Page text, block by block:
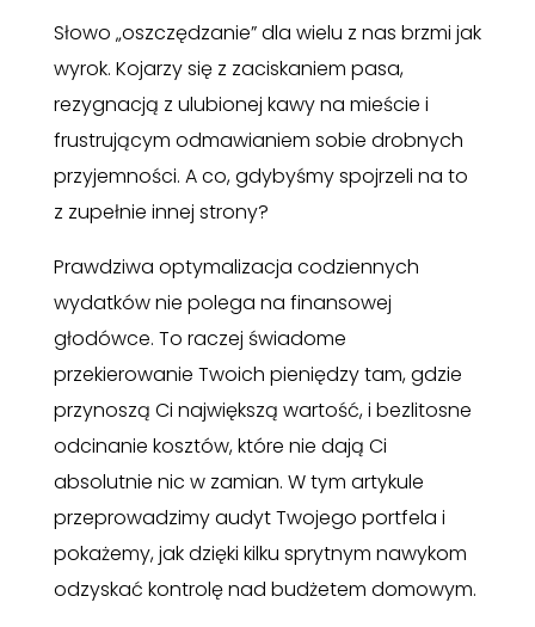
Słowo „oszczędzanie” dla wielu z nas brzmi jak
wyrok. Kojarzy się z zaciskaniem pasa,
rezygnacją z ulubionej kawy na mieście i
frustrującym odmawianiem sobie drobnych
przyjemności. A co, gdybyśmy spojrzeli na to
z zupełnie innej strony?
Prawdziwa optymalizacja codziennych
wydatków nie polega na finansowej
głodówce. To raczej świadome
przekierowanie Twoich pieniędzy tam, gdzie
przynoszą Ci największą wartość, i bezlitosne
odcinanie kosztów, które nie dają Ci
absolutnie nic w zamian. W tym artykule
przeprowadzimy audyt Twojego portfela i
pokażemy, jak dzięki kilku sprytnym nawykom
odzyskać kontrolę nad budżetem domowym.